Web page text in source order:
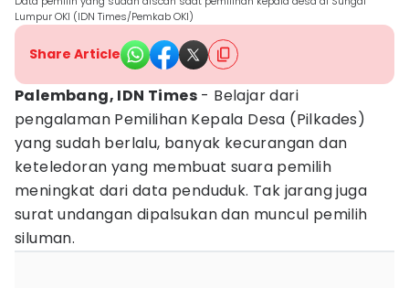
Lumpur OKI (IDN Times/Pemkab OKI)
Share Article
Palembang, IDN Times - Belajar dari
pengalaman Pemilihan Kepala Desa (Pilkades)
yang sudah berlalu, banyak kecurangan dan
keteledoran yang membuat suara pemilih
meningkat dari data penduduk. Tak jarang juga
surat undangan dipalsukan dan muncul pemilih
siluman.